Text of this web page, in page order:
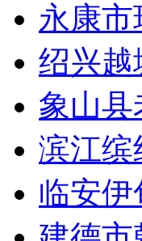
永康
绍兴越
象山县
滨江缤
临安